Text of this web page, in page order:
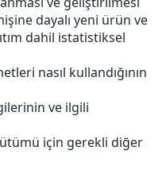
dayalı yeni ürün ve
dahil istatistiksel
nasıl kullandığının
ve ilgili
için gerekli diğer